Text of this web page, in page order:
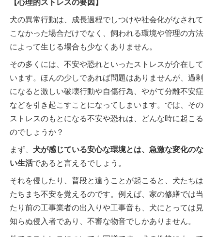
犬の異常行動は、成長過程でしつけや社会化がなされて
こなかった場合だけでなく、飼われる環境や管理の方法
によって生じる場合も少なくありません。
その多くには、不安や恐れといったストレスが介在して
います。ほんの少しであれば問題はありませんが、過剰
になると激しい破壊行動や自傷行為、やがて分離不安症
などを引き起こすことになってしまいます。では、その
ストレスのもとになる不安や恐れは、どんな時に起こる
のでしょうか？
まず、 犬が感じている安心な環境とは、急激な変化のな
い生活であると言えるでしょう。
それを侵したり、普段と違うことが起こると、犬たちは
たちまち不安を覚えるのです。例えば、家の修繕では当
たり前の工事業者の出入りや工事音も、犬にとっては見
知らぬ侵入者であり、不審な物音でしかありません。